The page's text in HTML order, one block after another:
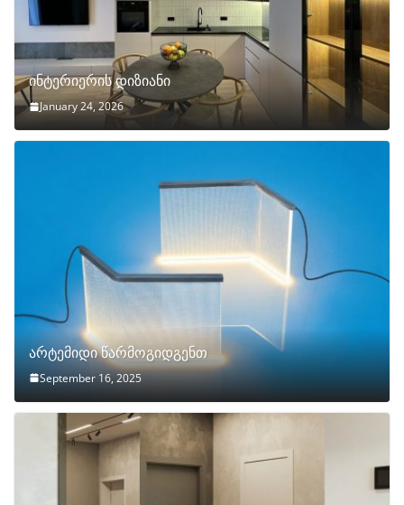
ინტერიერის დიზიანი
January 24, 2026
არტემიდი წარმოგიდგენთ
September 16, 2025